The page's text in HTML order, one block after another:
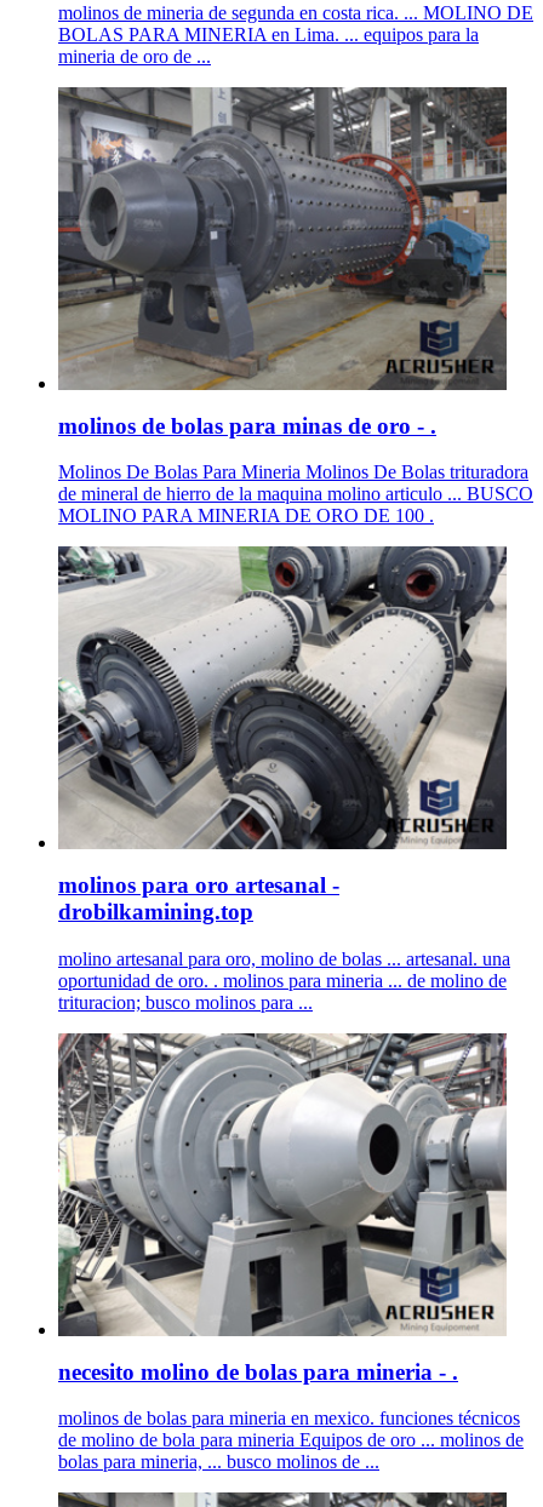
molinos de mineria de segunda en costa rica. ... MOLINO DE
BOLAS PARA MINERIA en Lima. ... equipos para la
mineria de oro de ...
molinos de bolas para minas de oro - .
Molinos De Bolas Para Mineria Molinos De Bolas trituradora
de mineral de hierro de la maquina molino articulo ... BUSCO
MOLINO PARA MINERIA DE ORO DE 100 .
molinos para oro artesanal -
drobilkamining.top
molino artesanal para oro, molino de bolas ... artesanal. una
oportunidad de oro. . molinos para mineria ... de molino de
trituracion; busco molinos para ...
necesito molino de bolas para mineria - .
molinos de bolas para mineria en mexico. funciones técnicos
de molino de bola para mineria Equipos de oro ... molinos de
bolas para mineria, ... busco molinos de ...